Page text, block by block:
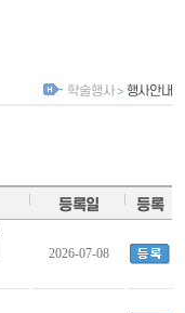
학술행사 행사안내
등록일 등록
2026-07-08